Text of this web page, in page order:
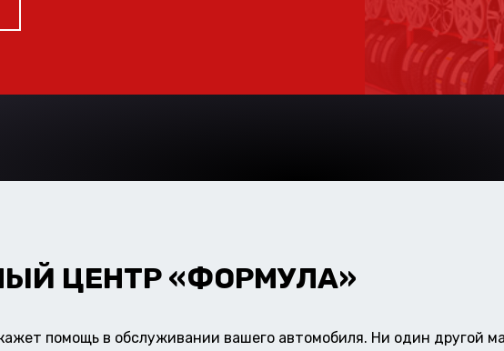
ЦЕНТР «ФОРМУЛА»
помощь в обслуживании вашего автомобиля. Ни один другой